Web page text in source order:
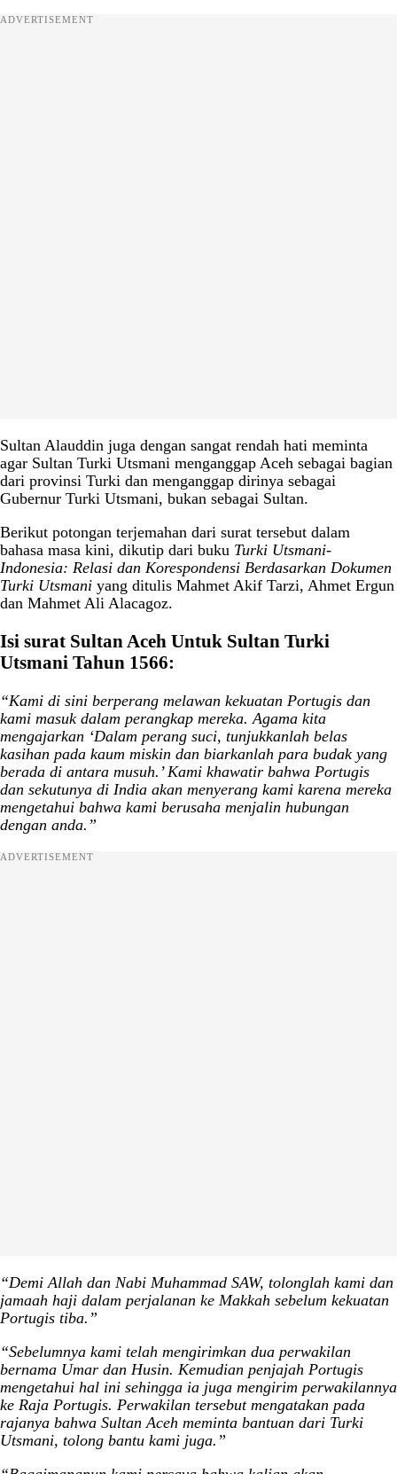
ADVERTISEMENT
Sultan Alauddin juga dengan sangat rendah hati meminta
agar Sultan Turki Utsmani menganggap Aceh sebagai bagian
dari provinsi Turki dan menganggap dirinya sebagai
Gubernur Turki Utsmani, bukan sebagai Sultan.
Berikut potongan terjemahan dari surat tersebut dalam
bahasa masa kini, dikutip dari buku Turki Utsmani-
Indonesia: Relasi dan Korespondensi Berdasarkan Dokumen
Turki Utsmani yang ditulis Mahmet Akif Tarzi, Ahmet Ergun
dan Mahmet Ali Alacagoz.
Isi surat Sultan Aceh Untuk Sultan Turki
Utsmani Tahun 1566:
“Kami di sini berperang melawan kekuatan Portugis dan
kami masuk dalam perangkap mereka. Agama kita
mengajarkan ‘Dalam perang suci, tunjukkanlah belas
kasihan pada kaum miskin dan biarkanlah para budak yang
berada di antara musuh.’ Kami khawatir bahwa Portugis
dan sekutunya di India akan menyerang kami karena mereka
mengetahui bahwa kami berusaha menjalin hubungan
dengan anda.”
ADVERTISEMENT
“Demi Allah dan Nabi Muhammad SAW, tolonglah kami dan
jamaah haji dalam perjalanan ke Makkah sebelum kekuatan
Portugis tiba.”
“Sebelumnya kami telah mengirimkan dua perwakilan
bernama Umar dan Husin. Kemudian penjajah Portugis
mengetahui hal ini sehingga ia juga mengirim perwakilannya
ke Raja Portugis. Perwakilan tersebut mengatakan pada
rajanya bahwa Sultan Aceh meminta bantuan dari Turki
Utsmani, tolong bantu kami juga.”